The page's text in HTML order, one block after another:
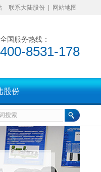
联系大陆股份 网站地图
全国服务热线：
400-8531-178
股份